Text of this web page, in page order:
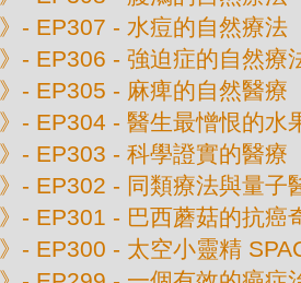
- EP307 - 水痘的自然療法
- EP306 - 強迫症的自然療
- EP305 - 麻痺的自然醫療
- EP304 - 醫生最憎恨的水
- EP303 - 科學證實的醫療
》- EP302 - 同類療法與量子
》- EP301 - 巴西蘑菇的抗癌
》- EP300 - 太空小靈精